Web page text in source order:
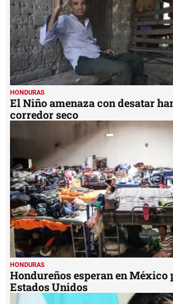
HONDURAS
El Niño amenaza con desatar
corredor seco
HONDURAS
Hondureños esperan en México
Estados Unidos